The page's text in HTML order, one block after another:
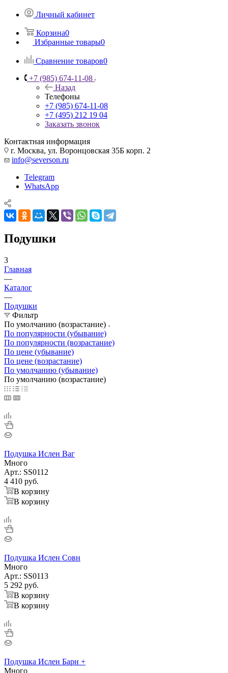
Личный кабинет
Корзина0
Избранные товары0
Сравнение товаров0
+7 (985) 674-11-08
Назад
Телефоны
+7 (985) 674-11-08
+7 (495) 212 19 04
Заказать звонок
Контактная информация
г. Москва, ул. Воронцовская 35Б корп. 2
info@severson.ru
Telegram
WhatsApp
Подушки
3
Главная
—
Каталог
—
Подушки
Фильтр
По умолчанию (возрастание)
По популярности (убывание)
По популярности (возрастание)
По цене (убывание)
По цене (возрастание)
По умолчанию (убывание)
По умолчанию (возрастание)
Подушка Ислен Ваг
Много
Арт.: SS0112
4 410 руб.
В корзину
В корзину
Подушка Ислен Совн
Много
Арт.: SS0113
5 292 руб.
В корзину
В корзину
Подушка Ислен Барн +
Много